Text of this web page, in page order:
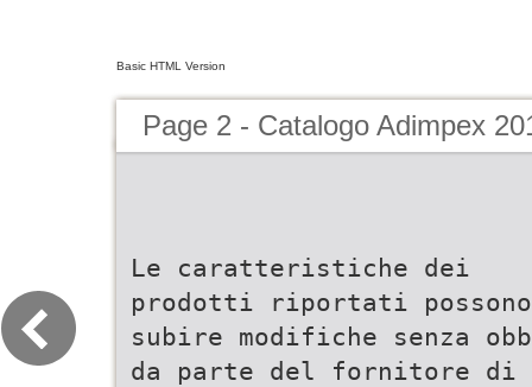
Basic HTML Version
Page 2 - Catalogo Adimpex
Le caratteristiche dei
prodotti riportati possono
subire modifiche senza
da parte del fornitore di